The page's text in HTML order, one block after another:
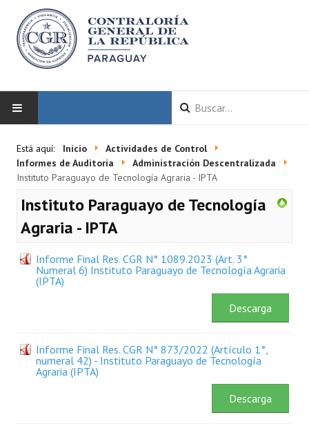
LA CGR
Autoridades
Misión y Visión
Marco Normativo
Sistema de Gestión de Calidad
Memorias
Está aquí: Inicio
Actividades de Control
Informes de Auditoría
Administración Descentralizada
Instituto Paraguayo de Tecnología Agraria - IPTA
Instituto Paraguayo de Tecnología
Agraria - IPTA
Informe Final Res. CGR N° 1089.2023 (Art. 3°
Numeral 6) Instituto Paraguayo de Tecnología Agraria
(IPTA)
Descarga
Informe Final Res. CGR N° 873/2022 (Artículo 1°,
numeral 42) - Instituto Paraguayo de Tecnología
Agraria (IPTA)
Descarga